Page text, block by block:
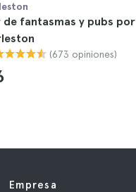
de fantasmas y pubs por
(673 opiniones)
Empresa